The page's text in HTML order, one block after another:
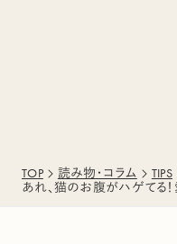
TOP 読み物・コラム
TIPS